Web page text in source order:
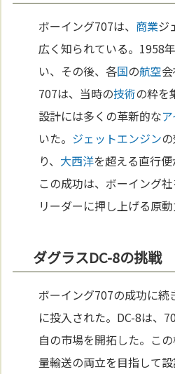
ボーイング707は、 商業ジ
広く知られている。1958
い、その後、各国の航空
707は、当時の技術の粋を
設計には多くの革新的な
いた。 ジェットエンジン
り、 大西洋を超える直行便
この成功は、ボーイング
リーダーに押し上げる原動
ダグラスDC-8の挑戦
ボーイング707の成功に続
に投入された。DC-8は、
自の市場を開拓した。こ
量輸送の両立を目指して